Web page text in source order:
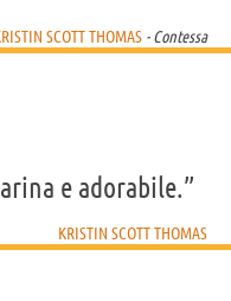
SCOTT THOMAS - Contessa
e adorabile.”
KRISTIN SCOTT THOMAS